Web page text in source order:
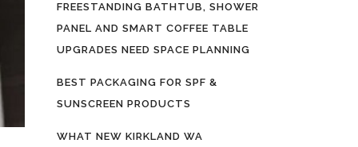
FREESTANDING BATHTUB, SHOWER
PANEL AND SMART COFFEE TABLE
UPGRADES NEED SPACE PLANNING
BEST PACKAGING FOR SPF &
SUNSCREEN PRODUCTS
WHAT NEW KIRKLAND WA